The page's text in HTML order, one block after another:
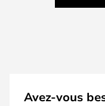
Avez-vous